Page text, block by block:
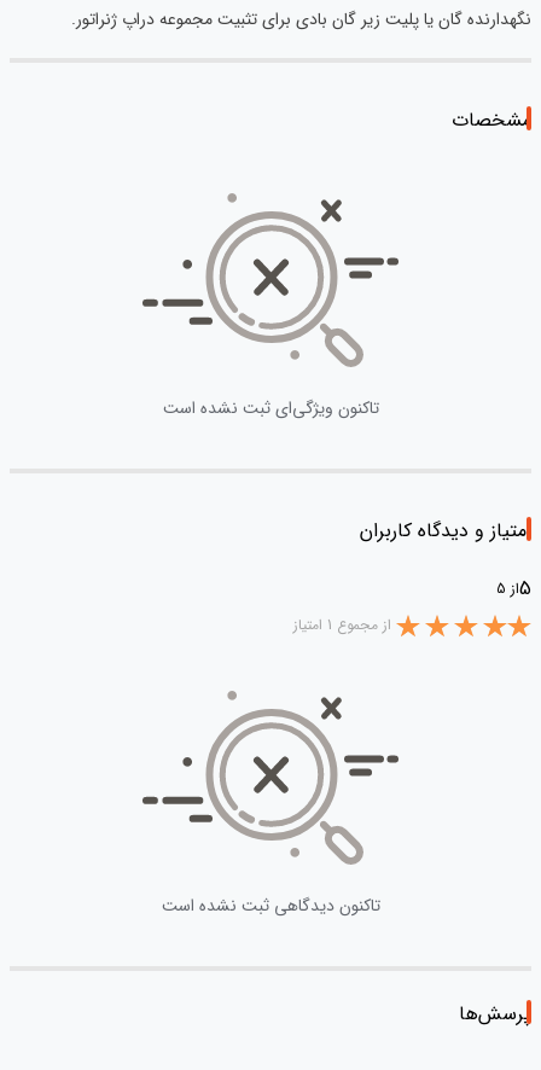
نگهدارنده گان یا پلیت زیر گان بادی برای تثبیت مجموعه دراپ ژنراتور.
مشخصات
تاکنون ویژگی‌ای ثبت نشده است
امتیاز و دیدگاه کاربران
5از 5
از مجموع 1 امتیاز
تاکنون دیدگاهی ثبت نشده است
پرسش‌ها